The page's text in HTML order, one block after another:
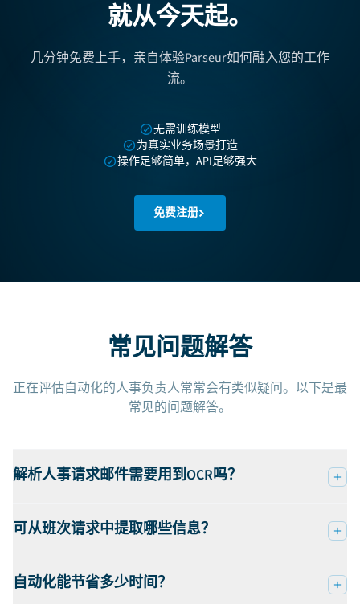
就从今天起。
几分钟免费上手，亲自体验Parseur如何融入您的工作
流。
无需训练模型
为真实业务场景打造
操作足够简单，API足够强大
免费注册
常见问题解答
正在评估自动化的人事负责人常常会有类似疑问。以下是最
常见的问题解答。
解析人事请求邮件需要用到OCR吗？
可从班次请求中提取哪些信息？
自动化能节省多少时间？